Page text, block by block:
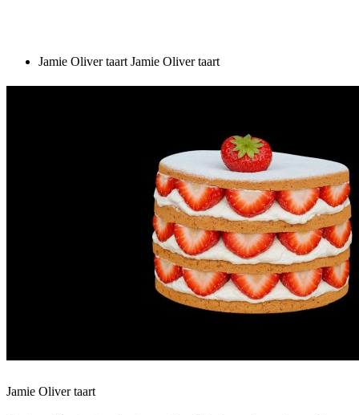
Jamie Oliver taart Jamie Oliver taart
Jamie Oliver taart